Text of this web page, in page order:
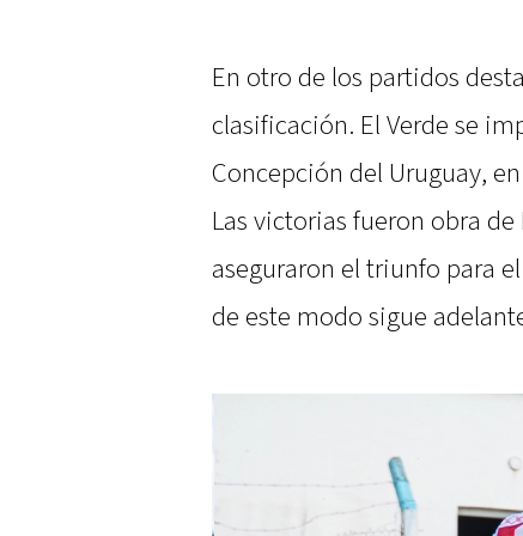
En otro de los partidos
clasificación. El Verde se
Concepción del Uruguay,
Las victorias fueron obra
aseguraron el triunfo para
de este modo sigue